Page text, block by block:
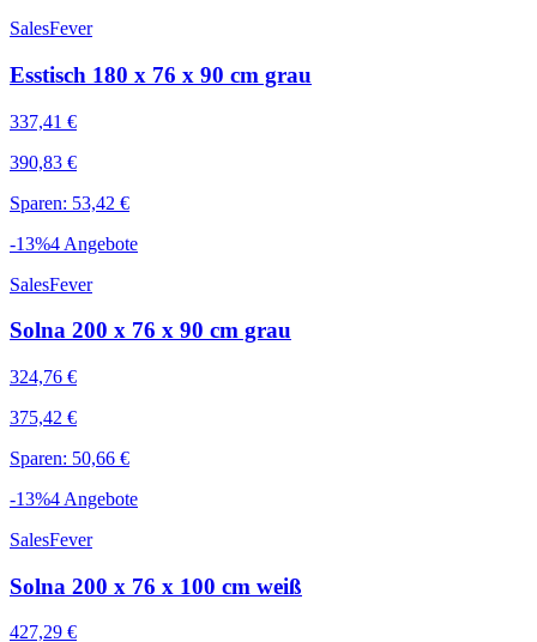
SalesFever
Esstisch 180 x 76 x 90 cm grau
337,41 €
390,83 €
Sparen: 53,42 €
-13%4 Angebote
SalesFever
Solna 200 x 76 x 90 cm grau
324,76 €
375,42 €
Sparen: 50,66 €
-13%4 Angebote
SalesFever
Solna 200 x 76 x 100 cm weiß
427,29 €